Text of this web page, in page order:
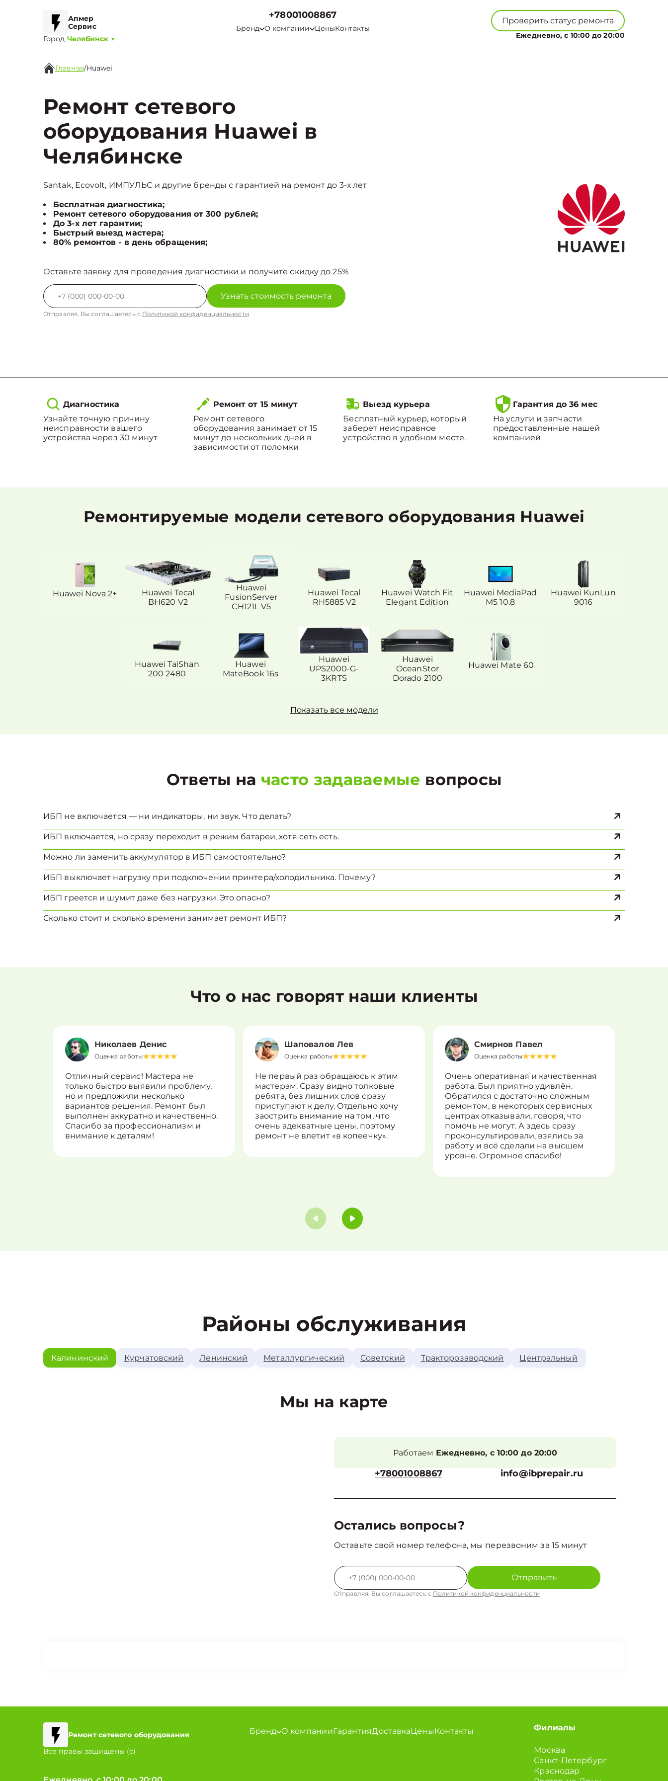
Апмер
Сервис
Город Челябинск ▼
+78001008867
Бренд О компании ЦеныКонтакты
Проверить статус ремонта
Ежедневно, с 10:00 до 20:00
Главная/Huawei
Ремонт сетевого
оборудования Huawei в
Челябинске
Santak, Ecovolt, ИМПУЛЬС и другие бренды с гарантией на ремонт до 3-х лет
Бесплатная диагностика;
Ремонт сетевого оборудования от 300 рублей;
До 3-х лет гарантии;
Быстрый выезд мастера;
80% ремонтов - в день обращения;
Оставьте заявку для проведения диагностики и получите скидку до 25%
Узнать стоимость ремонта
Отправляя, Вы соглашаетесь с Политикой конфиденциальности
Диагностика
Узнайте точную причину
неисправности вашего
устройства через 30 минут
Ремонт от 15 минут
Ремонт сетевого
оборудования занимает от 15
минут до нескольких дней в
зависимости от поломки
Выезд курьера
Бесплатный курьер, который
заберет неисправное
устройство в удобном месте.
Гарантия до 36 мес
На услуги и запчасти
предоставленные нашей
компанией
Ремонтируемые модели сетевого оборудования Huawei
Huawei Nova 2+
Huawei Tecal
BH620 V2
Huawei
FusionServer
CH121L V5
Huawei Tecal
RH5885 V2
Huawei Watch Fit
Elegant Edition
Huawei MediaPad
M5 10.8
Huawei KunLun
9016
Huawei TaiShan
200 2480
Huawei
MateBook 16s
Huawei
UPS2000-G-
3KRTS
Huawei
OceanStor
Dorado 2100
Huawei Mate 60
Показать все модели
Ответы на часто задаваемые вопросы
ИБП не включается — ни индикаторы, ни звук. Что делать?
ИБП включается, но сразу переходит в режим батареи, хотя сеть есть.
Можно ли заменить аккумулятор в ИБП самостоятельно?
ИБП выключает нагрузку при подключении принтера/холодильника. Почему?
ИБП греется и шумит даже без нагрузки. Это опасно?
Сколько стоит и сколько времени занимает ремонт ИБП?
Что о нас говорят наши клиенты
Николаев Денис
Оценка работы
Отличный сервис! Мастера не
только быстро выявили проблему,
но и предложили несколько
вариантов решения. Ремонт был
выполнен аккуратно и качественно.
Спасибо за профессионализм и
внимание к деталям!
Шаповалов Лев
Оценка работы
Не первый раз обращаюсь к этим
мастерам. Сразу видно толковые
ребята, без лишних слов сразу
приступают к делу. Отдельно хочу
заострить внимание на том, что
очень адекватные цены, поэтому
ремонт не влетит «в копеечку».
Смирнов Павел
Оценка работы
Очень оперативная и качественная
работа. Был приятно удивлён.
Обратился с достаточно сложным
ремонтом, в некоторых сервисных
центрах отказывали, говоря, что
помочь не могут. А здесь сразу
проконсультировали, взялись за
работу и всё сделали на высшем
уровне. Огромное спасибо!
Районы обслуживания
Калининский Курчатовский Ленинский Металлургический Советский Тракторозаводский Центральный
Мы на карте
Работаем Ежедневно, с 10:00 до 20:00
+78001008867 info@ibprepair.ru
Остались вопросы?
Оставьте свой номер телефона, мы перезвоним за 15 минут
Отправить
Отправляя, Вы соглашаетесь с Политикой конфиденциальности
Ремонт сетевого оборудования
Все правы защищены (с)
Бренд О компанииГарантияДоставкаЦеныКонтакты Филиалы
Москва
Санкт-Петербург
Краснодар